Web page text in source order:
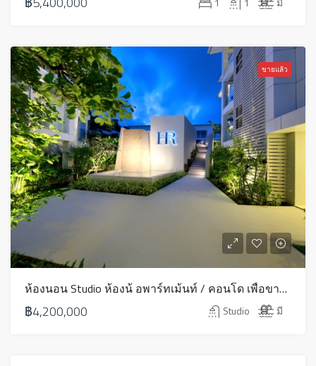
ขายแล้ว
ห้องนอน Studio ห้องน้ อพาร์ทเม้นท์ / คอนโด เพื่อขาย ใน ภาคตะวันออกเฉียงเหนือ – HS0609
฿4,200,000 Studio มี